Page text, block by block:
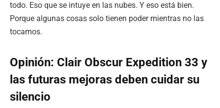
todo. Eso que se intuye en las nubes. Y eso está bien.
Porque algunas cosas solo tienen poder mientras no las
tocamos.
Opinión: Clair Obscur Expedition 33 y
las futuras mejoras deben cuidar su
silencio